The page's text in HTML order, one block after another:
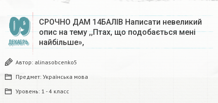
09
ДЕКАБРЬ
СРОЧНО ДАМ 14БАЛІВ Написати невеликий
опис на тему ,,Птах, що подобається мені
найбільше»,
Автор: alinasobcenko5
Предмет: Українська мова
Уровень: 1 - 4 класс